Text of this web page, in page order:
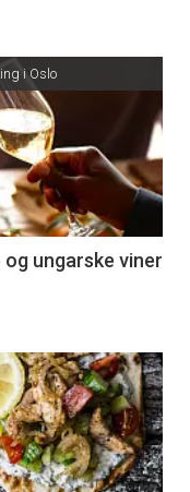
i Oslo
ungarske viner